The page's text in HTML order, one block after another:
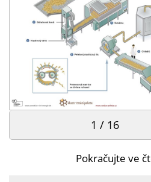
1 / 16
Pokračujte ve